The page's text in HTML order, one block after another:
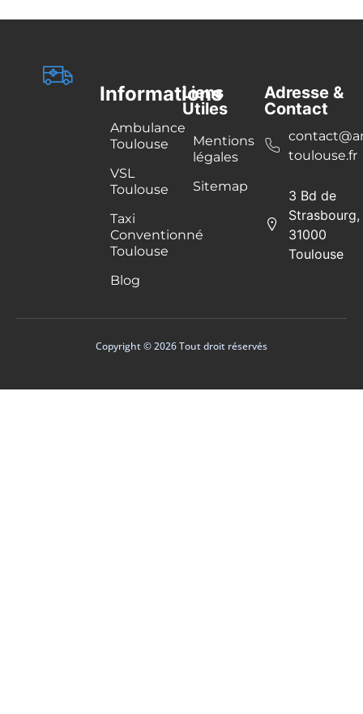
Informations
Ambulance
Toulouse
VSL
Toulouse
Taxi
Conventionné
Toulouse
Blog
Liens
Utiles
Mentions
légales
Sitemap
Adresse &
Contact
toulouse.fr
3 Bd de
Strasbourg,
31000
Toulouse
Copyright © 2026 Tout droit réservés